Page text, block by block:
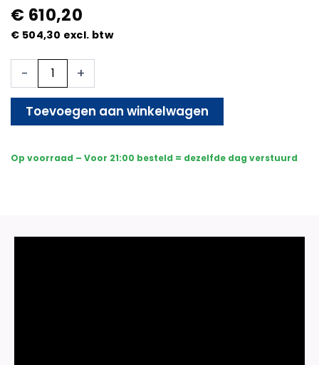
€ 610,20
€ 504,30 excl. btw
-
Beveiligingscamera
Bedraad
Dome
Full
+
Toevoegen aan winkelwagen
Op voorraad – Voor 21:00 besteld = dezelfde dag verstuurd